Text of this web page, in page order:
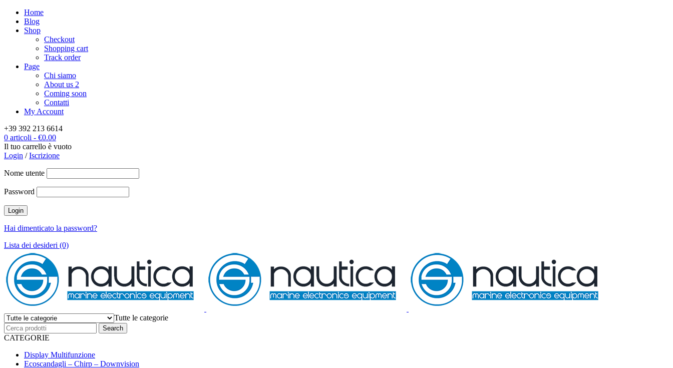
Home
Blog
Shop
Checkout
Shopping cart
Track order
Page
Chi siamo
About us 2
Coming soon
Contatti
My Account
+39 392 213 6614
0 articoli - €0.00
Il tuo carrello è vuoto
Login /Iscrizione
Nome utente
Password
Hai dimenticato la password?
Lista dei desideri (0)
Tutte le categorie
CATEGORIE
Display Multifunzione
Ecoscandagli – Chirp – Downvision